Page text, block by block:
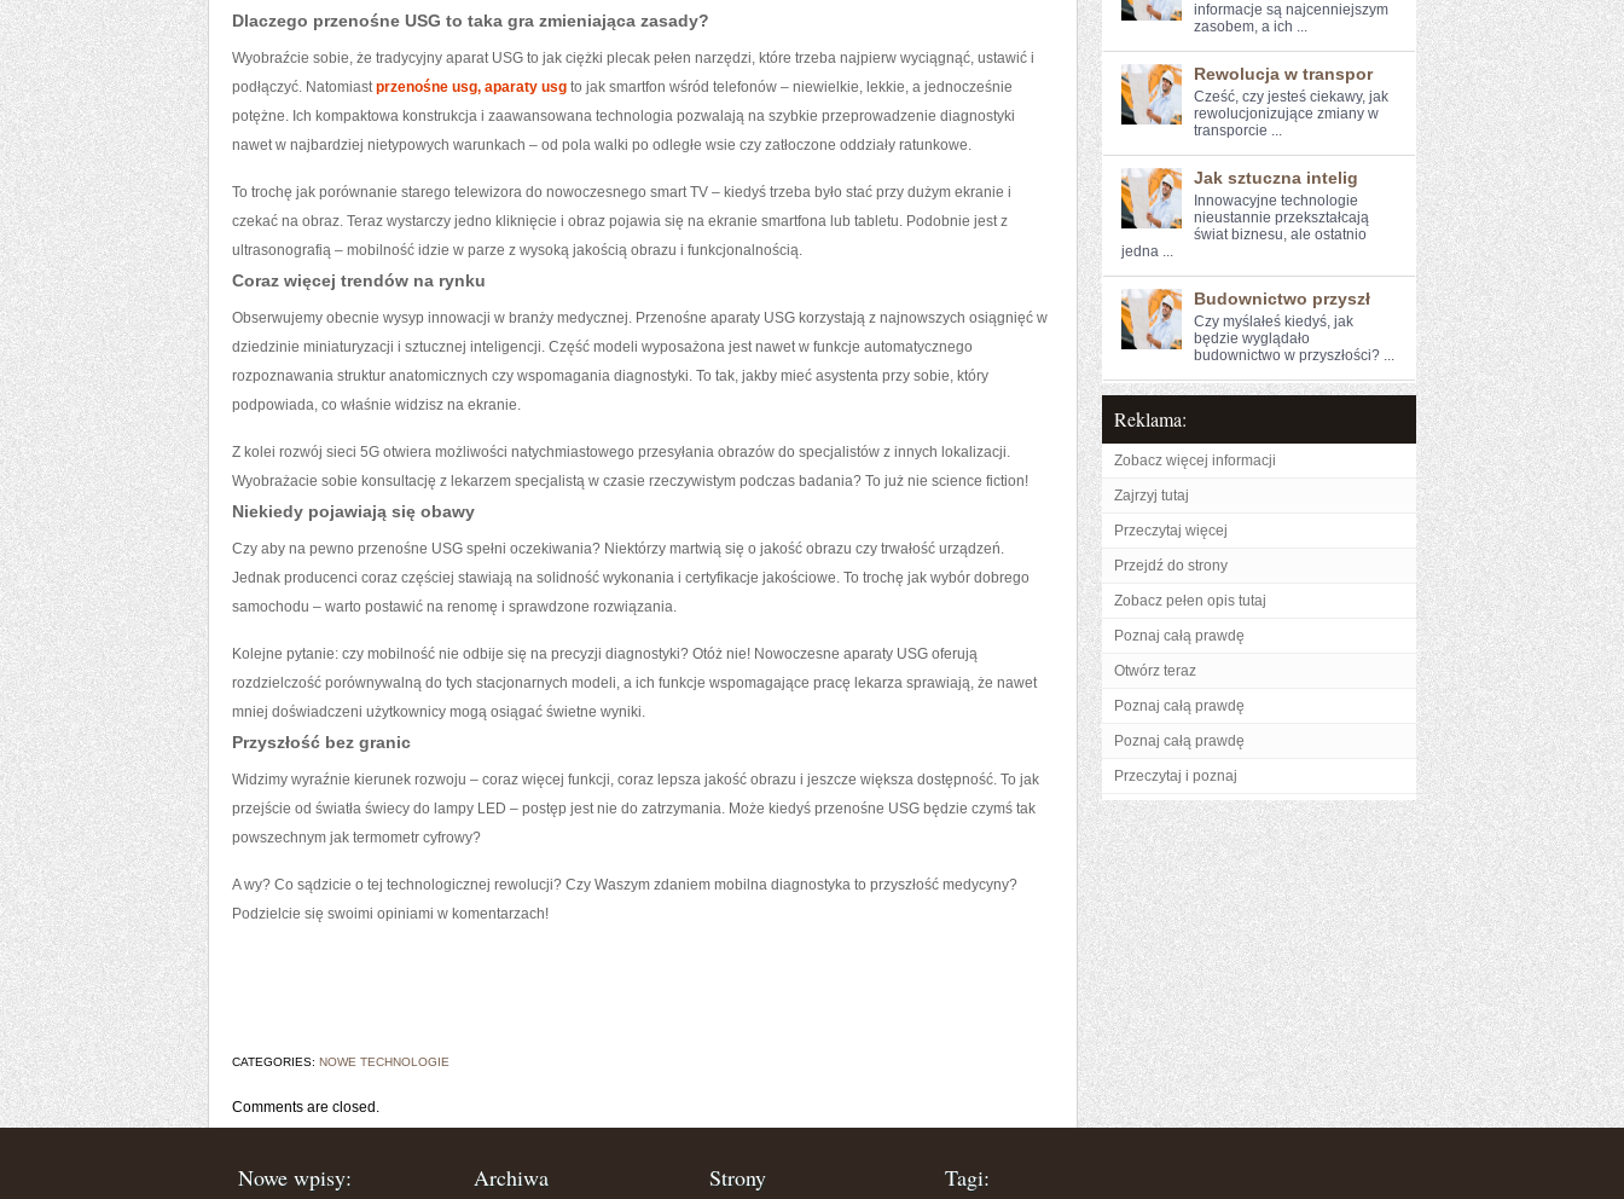
Dlaczego przenośne USG to taka gra zmieniająca zasady?
Wyobraźcie sobie, że tradycyjny aparat USG to jak ciężki plecak pełen narzędzi, które trzeba najpierw wyciągnąć, ustawić i
podłączyć. Natomiastprzenośne usg, aparaty usg to jak smartfon wśród telefonów – niewielkie, lekkie, a jednocześnie
potężne. Ich kompaktowa konstrukcja i zaawansowana technologia pozwalają na szybkie przeprowadzenie diagnostyki
nawet w najbardziej nietypowych warunkach – od pola walki po odległe wsie czy zatłoczone oddziały ratunkowe.
To trochę jak porównanie starego telewizora do nowoczesnego smart TV – kiedyś trzeba było stać przy dużym ekranie i
czekać na obraz. Teraz wystarczy jedno kliknięcie i obraz pojawia się na ekranie smartfona lub tabletu. Podobnie jest z
ultrasonografią – mobilność idzie w parze z wysoką jakością obrazu i funkcjonalnością.
Coraz więcej trendów na rynku
Obserwujemy obecnie wysyp innowacji w branży medycznej. Przenośne aparaty USG korzystają z najnowszych osiągnięć w
dziedzinie miniaturyzacji i sztucznej inteligencji. Część modeli wyposażona jest nawet w funkcje automatycznego
rozpoznawania struktur anatomicznych czy wspomagania diagnostyki. To tak, jakby mieć asystenta przy sobie, który
podpowiada, co właśnie widzisz na ekranie.
Z kolei rozwój sieci 5G otwiera możliwości natychmiastowego przesyłania obrazów do specjalistów z innych lokalizacji.
Wyobrażacie sobie konsultację z lekarzem specjalistą w czasie rzeczywistym podczas badania? To już nie science fiction!
Niekiedy pojawiają się obawy
Czy aby na pewno przenośne USG spełni oczekiwania? Niektórzy martwią się o jakość obrazu czy trwałość urządzeń.
Jednak producenci coraz częściej stawiają na solidność wykonania i certyfikacje jakościowe. To trochę jak wybór dobrego
samochodu – warto postawić na renomę i sprawdzone rozwiązania.
Kolejne pytanie: czy mobilność nie odbije się na precyzji diagnostyki? Otóż nie! Nowoczesne aparaty USG oferują
rozdzielczość porównywalną do tych stacjonarnych modeli, a ich funkcje wspomagające pracę lekarza sprawiają, że nawet
mniej doświadczeni użytkownicy mogą osiągać świetne wyniki.
Przyszłość bez granic
Widzimy wyraźnie kierunek rozwoju – coraz więcej funkcji, coraz lepsza jakość obrazu i jeszcze większa dostępność. To jak
przejście od światła świecy do lampy LED – postęp jest nie do zatrzymania. Może kiedyś przenośne USG będzie czymś tak
powszechnym jak termometr cyfrowy?
A wy? Co sądzicie o tej technologicznej rewolucji? Czy Waszym zdaniem mobilna diagnostyka to przyszłość medycyny?
Podzielcie się swoimi opiniami w komentarzach!
CATEGORIES: NOWE TECHNOLOGIE
Comments are closed.
informacje są najcenniejszym⁣
zasobem, a ich ...
Rewolucja w transpor
Cześć, czy jesteś ciekawy, ⁤jak⁢
rewolucjonizujące‍ zmiany⁢ w
transporcie​ ...
Jak sztuczna intelig
Innowacyjne technologie
nieustannie przekształcają
świat biznesu, ale ostatnio
jedna ...
Budownictwo przyszł
Czy myślałeś kiedyś, jak
⁢będzie wyglądało
budownictwo w przyszłości? ...
Reklama:
Zobacz więcej informacji
Zajrzyj tutaj
Przeczytaj więcej
Przejdź do strony
Zobacz pełen opis tutaj
Poznaj całą prawdę
Otwórz teraz
Poznaj całą prawdę
Poznaj całą prawdę
Przeczytaj i poznaj
Nowe wpisy: Archiwa Strony Tagi: